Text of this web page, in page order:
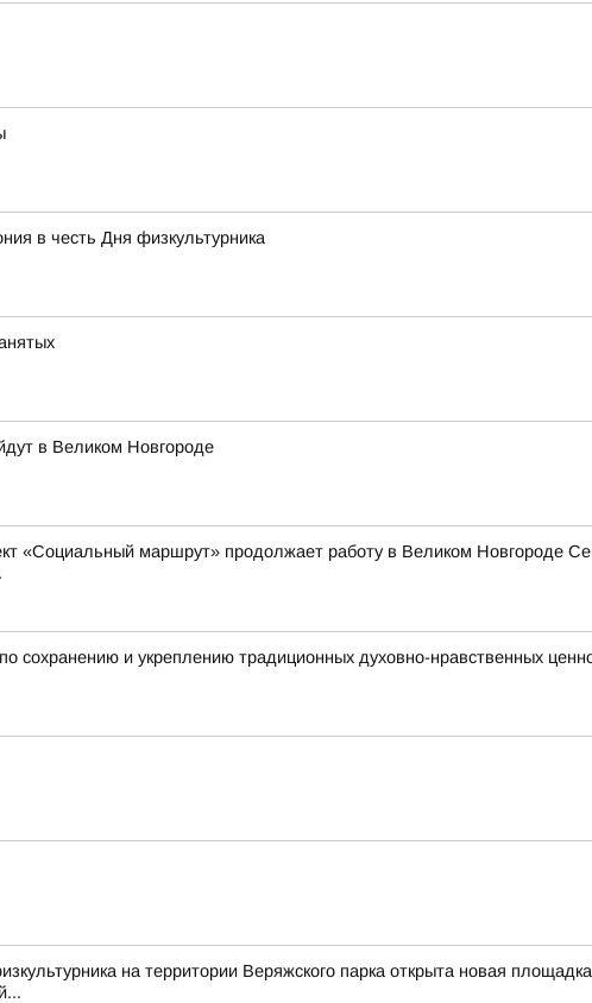
в честь Дня физкультурника
в Великом Новгороде
«Социальный маршрут» продолжает работу в Великом Новгороде
сохранению и укреплению традиционных духовно-нравственных
на территории Веряжского парка открыта новая